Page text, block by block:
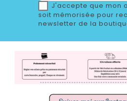
J'accepte que mon
soit mémorisée pour
newsletter de la